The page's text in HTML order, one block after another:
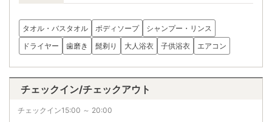
タオル・バスタオル ボディソープ
シャンプー・リンス
ドライヤー
歯磨き 髭剃り 大人浴衣 子供浴衣 エアコン
チェックイン/チェックアウト
チェックイン15:00 ～ 20:00